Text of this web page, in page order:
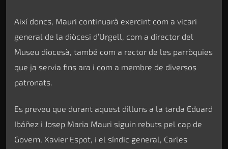
Així doncs, Mauri continuarà exercint com a vicari
general de la diòcesi d’Urgell, com a director del
Museu diocesà, també com a rector de les parròquies
que ja servia fins ara i com a membre de diversos
patronats.
Es preveu que durant aquest dilluns a la tarda Eduard
Ibáñez i Josep Maria Mauri siguin rebuts pel cap de
Govern, Xavier Espot, i el síndic general, Carles